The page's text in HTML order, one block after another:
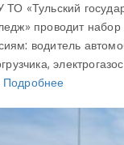
«Тульский
проводит набор
водитель
Подробнее